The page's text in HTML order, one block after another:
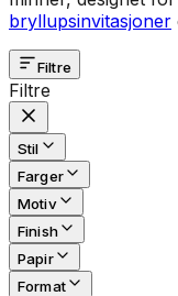
bryllupsinvitasjoner
Filtre
Filtre
Stil
Farger
Motiv
Finish
Papir
Format